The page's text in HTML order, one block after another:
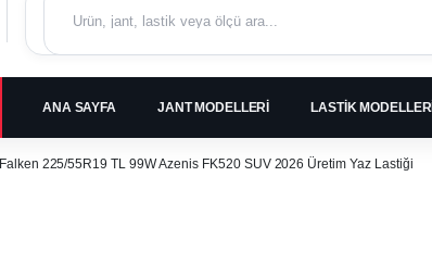
ANA SAYFA JANT MODELLERI LASTIK MODELLERI
Falken 225/55R19 TL 99W Azenis FK520 SUV 2026 Üretim Yaz Lastiği